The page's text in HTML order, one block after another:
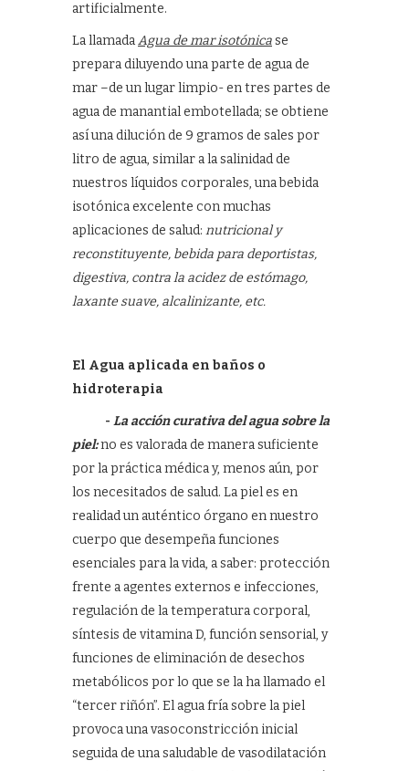
artificialmente.
La llamadaAgua de mar isotónicase
prepara diluyendo una parte de agua de
mar –de un lugar limpio- en tres partes de
agua de manantial embotellada; se obtiene
así una dilución de 9 gramos de sales por
litro de agua, similar a la salinidad de
nuestros líquidos corporales, una bebida
isotónica excelente con muchas
aplicaciones de salud: nutricional y
reconstituyente, bebida para deportistas,
digestiva, contra la acidez de estómago,
laxante suave, alcalinizante, etc.
El Agua aplicada en baños o
hidroterapia
- La acción curativa del agua sobre la
piel:no es valorada de manera suficiente
por la práctica médica y, menos aún, por
los necesitados de salud. La piel es en
realidad un auténtico órgano en nuestro
cuerpo que desempeña funciones
esenciales para la vida, a saber: protección
frente a agentes externos e infecciones,
regulación de la temperatura corporal,
síntesis de vitamina D, función sensorial, y
funciones de eliminación de desechos
metabólicos por lo que se la ha llamado el
“tercer riñón”. El agua fría sobre la piel
provoca una vasoconstricción inicial
seguida de una saludable de vasodilatación